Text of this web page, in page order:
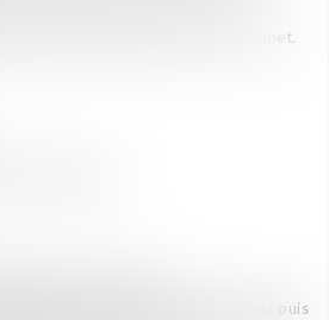
Avocats, 2005-)
département Droit du travail (erlioz puis
des formations et contribue
des projets innovants du cabinet.